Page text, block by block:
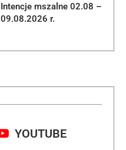
Intencje mszalne 02.08 –
09.08.2026 r.
YOUTUBE